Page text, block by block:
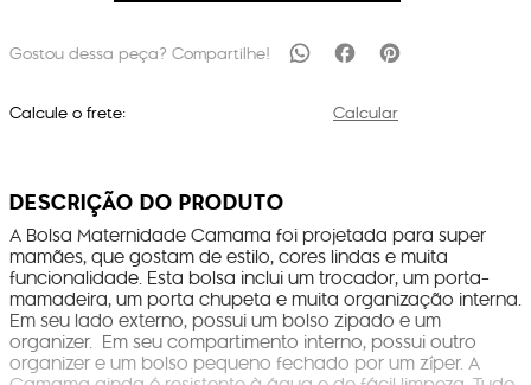
Calcule o frete: Calcular
DESCRIÇÃO DO PRODUTO
A Bolsa Maternidade Camama foi projetada para super
mamães, que gostam de estilo, cores lindas e muita
funcionalidade. Esta bolsa inclui um trocador, um porta-
mamadeira, um porta chupeta e muita organização interna.
Em seu lado externo, possui um bolso zipado e um
organizer. Em seu compartimento interno, possui outro
organizer e um bolso pequeno fechado por um zíper. A